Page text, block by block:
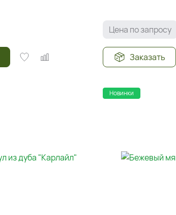
Цена по запросу
Заказать
Новинки